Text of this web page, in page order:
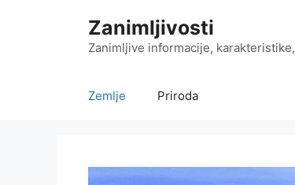
Zanimljivosti
Zanimljive informacije,
Zemlje Priroda